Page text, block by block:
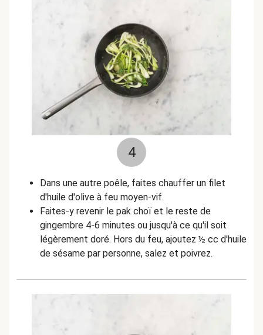
4
Dans une autre poêle, faites chauffer un filet
d'huile d'olive à feu moyen-vif.
Faites-y revenir le pak choï et le reste de
gingembre 4-6 minutes ou jusqu'à ce qu'il soit
légèrement doré. Hors du feu, ajoutez ½ cc d'huile
de sésame par personne, salez et poivrez.